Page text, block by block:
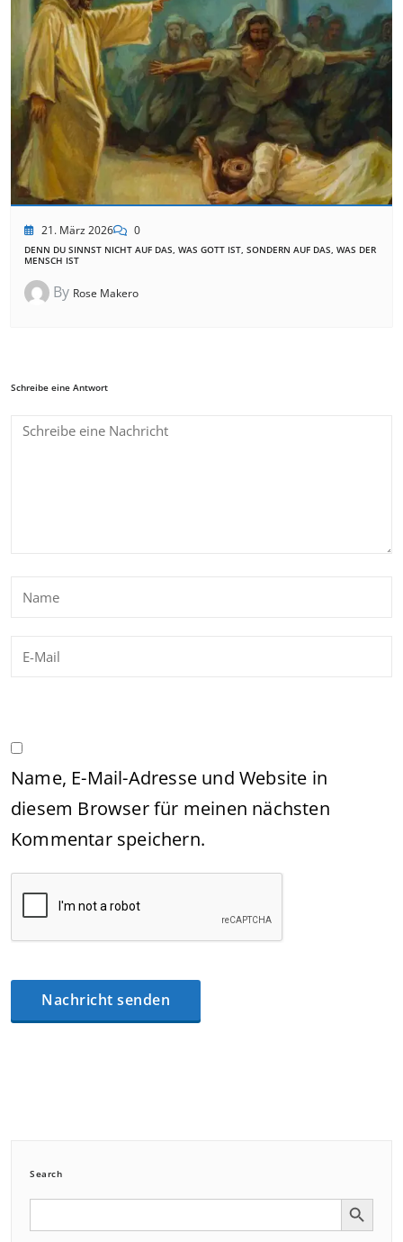
21. März 2026 0
DENN DU SINNST NICHT AUF DAS, WAS GOTT IST, SONDERN AUF DAS, WAS DER
MENSCH IST
By Rose Makero
Schreibe eine Antwort
Name, E-Mail-Adresse und Website in
diesem Browser für meinen nächsten
Kommentar speichern.
Search
Search Search Button